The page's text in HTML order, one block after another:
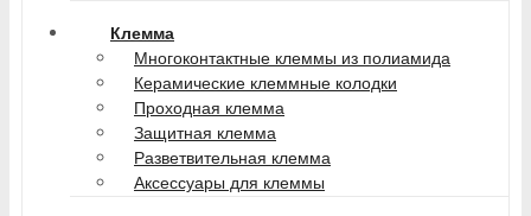
Клемма
Многоконтактные клеммы из полиамида
Керамические клеммные колодки
Проходная клемма
Защитная клемма
Разветвительная клемма
Аксессуары для клеммы